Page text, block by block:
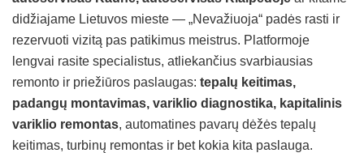
didžiajame Lietuvos mieste — „Nevažiuoja“ padės rasti ir
rezervuoti vizitą pas patikimus meistrus. Platformoje
lengvai rasite specialistus, atliekančius svarbiausias
remonto ir priežiūros paslaugas: tepalų keitimas,
padangų montavimas, variklio diagnostika, kapitalinis
variklio remontas, automatines pavarų dėžės tepalų
keitimas, turbinų remontas ir bet kokia kita paslauga.